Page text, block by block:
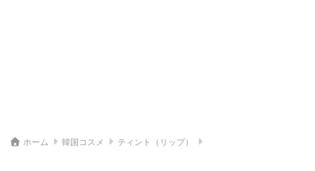
ホーム 韓国コスメ ティント（リップ）